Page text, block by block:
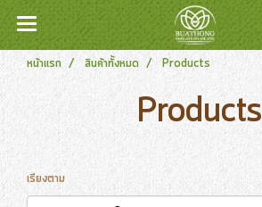
หน้าแรก สินค้าทั้งหมด Products
Products
เรียงตาม